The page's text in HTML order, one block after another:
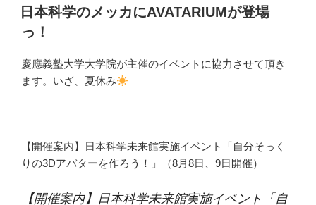
稿
日:
日本科学のメッカにAVATARIUMが登場
っ！
慶應義塾大学大学院が主催のイベントに協力させて頂き
ます。いざ、夏休み
【開催案内】日本科学未来館実施イベント「自分そっく
りの3Dアバターを作ろう！」（8月8日、9日開催）
【開催案内】日本科学未来館実施イベント「自